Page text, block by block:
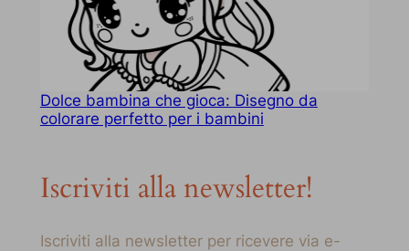
Dolce bambina che gioca: Disegno da
colorare perfetto per i bambini
Iscriviti alla newsletter!
Iscriviti alla newsletter per ricevere via e-